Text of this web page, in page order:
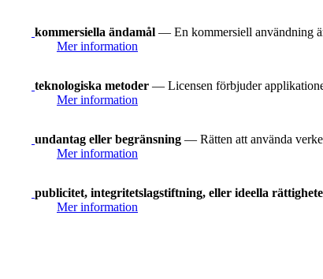
kommersiella ändamål — En kommersiell användning
Mer information
teknologiska metoder — Licensen förbjuder
Mer information
undantag eller begränsning — Rätten att använda
Mer information
publicitet, integritetslagstiftning, eller ideella
Mer information